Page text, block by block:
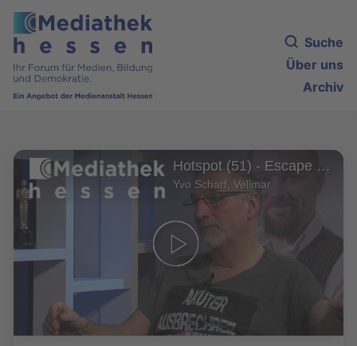
Suche
Über uns
Archiv
Hotspot (51) - Escape Rooms
Yvo Scharf, Vellmar